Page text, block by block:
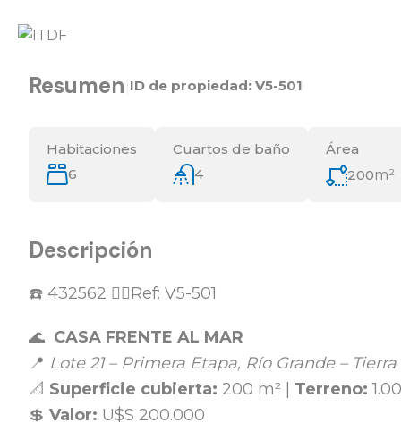
Resumen ID de propiedad: V5-501
Habitaciones
6
Cuartos de baño
4
Área
200m²
Descripción
☎️ 432562 👉🏻Ref: V5-501
🌊 CASA FRENTE AL MAR
📍 Lote 21 – Primera Etapa, Río Grande –
📐 Superficie cubierta: 200 m² | Terreno:
💲 Valor: U$S 200.000